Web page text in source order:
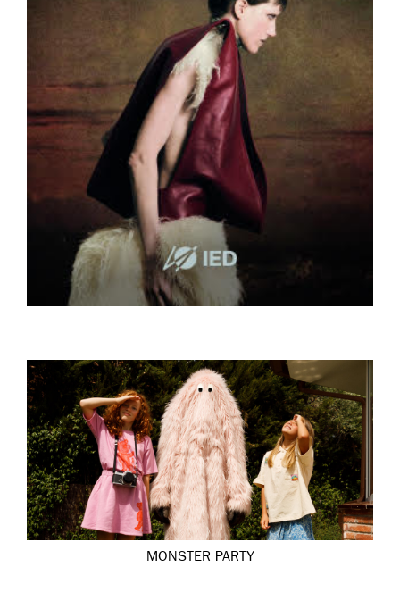
MONSTER PARTY